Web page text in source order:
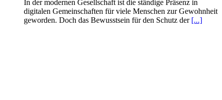
In der modernen Gesellschaft ist die ständige Präsenz in
digitalen Gemeinschaften für viele Menschen zur Gewohnheit
geworden. Doch das Bewusstsein für den Schutz der [...]